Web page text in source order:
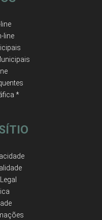
line
*